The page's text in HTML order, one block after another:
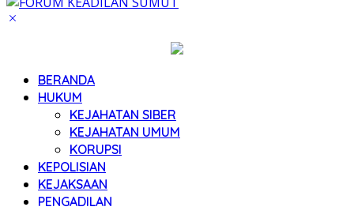
BERANDA
HUKUM
KEJAHATAN SIBER
KEJAHATAN UMUM
KORUPSI
KEPOLISIAN
KEJAKSAAN
PENGADILAN